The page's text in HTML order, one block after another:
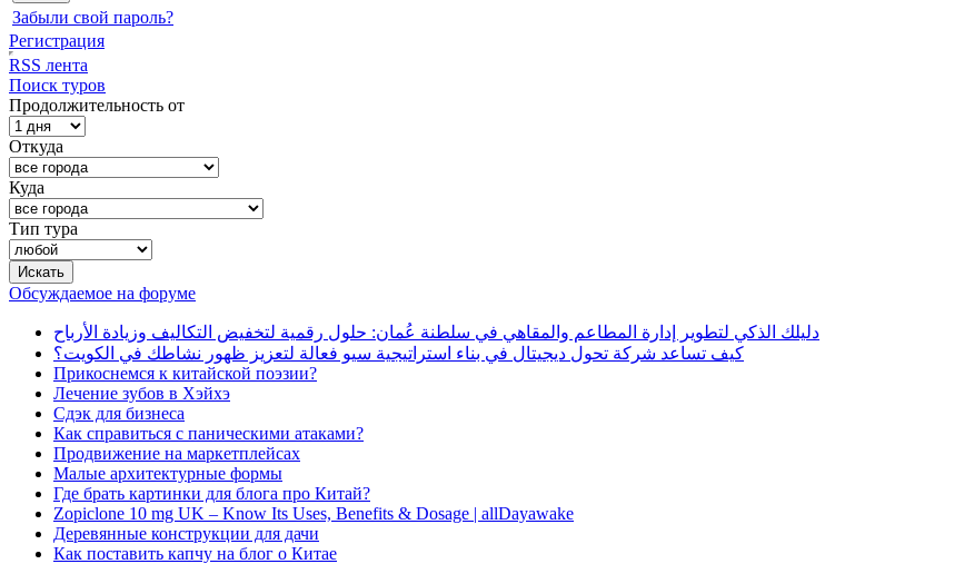
Забыли свой пароль?
Регистрация
RSS лента
Поиск туров
Продолжительность от
Откуда
Куда
Тип тура
Обсуждаемое на форуме
دليلك الذكي لتطوير إدارة المطاعم والمقاهي في سلطنة عُمان: حلول رقمية لتخفيض التكاليف وزيادة الأرباح
كيف تساعد شركة تحول ديجيتال في بناء استراتيجية سيو فعالة لتعزيز ظهور نشاطك في الكويت؟
Прикоснемся к китайской поэзии?
Лечение зубов в Хэйхэ
Сдэк для бизнеса
Как справиться с паническими атаками?
Продвижение на маркетплейсах
Малые архитектурные формы
Где брать картинки для блога про Китай?
Zopiclone 10 mg UK – Know Its Uses, Benefits & Dosage | allDayawake
Деревянные конструкции для дачи
Как поставить капчу на блог о Китае